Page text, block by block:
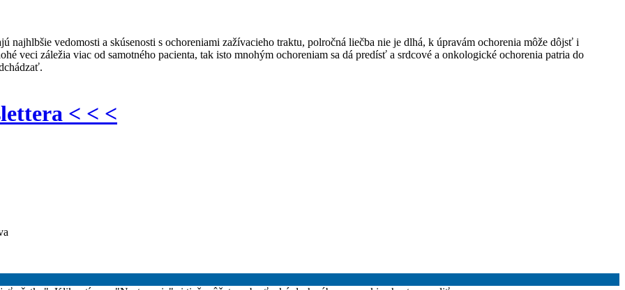
najhlbšie vedomosti a skúsenosti s ochoreniami zažívacieho traktu, polročná liečba nie je dlhá, k úpravám ochorenia môže dôjsť i
veci záležia viac od samotného pacienta, tak isto mnohým ochoreniam sa dá predísť a srdcové a onkologické ochorenia patria do
< < <